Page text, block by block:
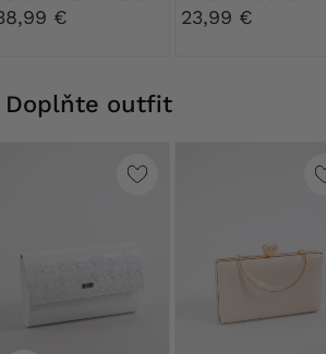
€
Listová kabelka
23,99 €
Doplňte outfit